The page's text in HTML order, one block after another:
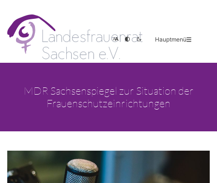
Hauptmenü
MDR Sachsenspiegel zur Situation der
Frauenschutzeinrichtungen